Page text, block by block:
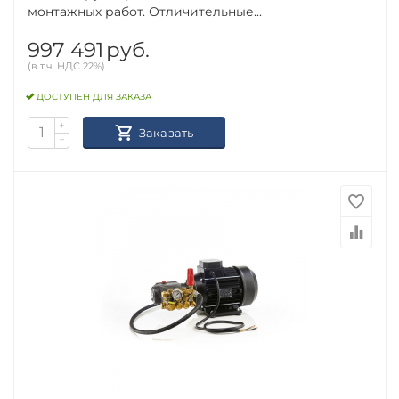
монтажных работ. Отличительные...
997 491 руб.
(в т.ч. НДС 22%)
ДОСТУПЕН ДЛЯ ЗАКАЗА
+
−
Заказать